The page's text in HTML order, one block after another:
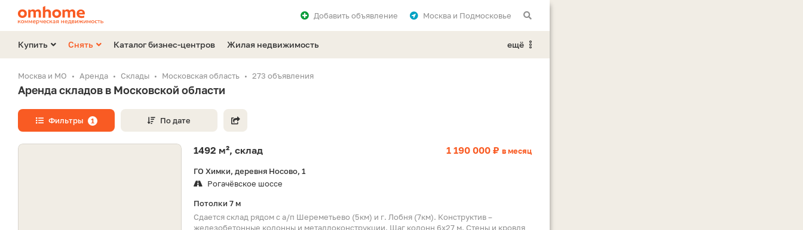
Москва и Подмосковье
Добавитьобъявление
Купить Снять Каталог бизнес-центров Жилая недвижимость ещё
Москва и МО Аренда Склады Московская область 273 объявления
Аренда складов в Московской области
Фильтры 1 По дате
1492 м², склад 1 190 000 ₽ в месяц
ГО Химки, деревня Носово, 1
Рогачёвское шоссе
Потолки 7 м
Сдается склад рядом с а/п Шереметьево (5км) и г. Лобня (7км). Конструктив –
железобетонные колонны и металлоконструкции. Шаг колонн 6х27 м. Стены и кровля